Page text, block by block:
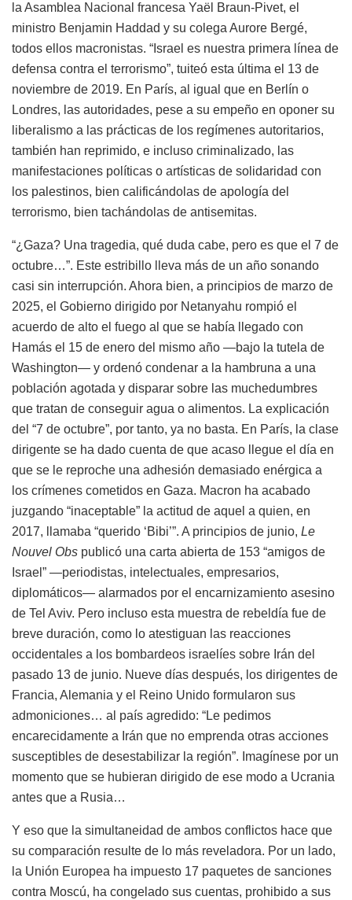
la Asamblea Nacional francesa Yaël Braun-Pivet, el
ministro Benjamin Haddad y su colega Aurore Bergé,
todos ellos macronistas. “Israel es nuestra primera línea de
defensa contra el terrorismo”, tuiteó esta última el 13 de
noviembre de 2019. En París, al igual que en Berlín o
Londres, las autoridades, pese a su empeño en oponer su
liberalismo a las prácticas de los regímenes autoritarios,
también han reprimido, e incluso criminalizado, las
manifestaciones políticas o artísticas de solidaridad con
los palestinos, bien calificándolas de apología del
terrorismo, bien tachándolas de antisemitas.
“¿Gaza? Una tragedia, qué duda cabe, pero es que el 7 de
octubre…”. Este estribillo lleva más de un año sonando
casi sin interrupción. Ahora bien, a principios de marzo de
2025, el Gobierno dirigido por Netanyahu rompió el
acuerdo de alto el fuego al que se había llegado con
Hamás el 15 de enero del mismo año —bajo la tutela de
Washington— y ordenó condenar a la hambruna a una
población agotada y disparar sobre las muchedumbres
que tratan de conseguir agua o alimentos. La explicación
del “7 de octubre”, por tanto, ya no basta. En París, la clase
dirigente se ha dado cuenta de que acaso llegue el día en
que se le reproche una adhesión demasiado enérgica a
los crímenes cometidos en Gaza. Macron ha acabado
juzgando “inaceptable” la actitud de aquel a quien, en
2017, llamaba “querido ‘Bibi’”. A principios de junio, Le
Nouvel Obs publicó una carta abierta de 153 “amigos de
Israel” —periodistas, intelectuales, empresarios,
diplomáticos— alarmados por el encarnizamiento asesino
de Tel Aviv. Pero incluso esta muestra de rebeldía fue de
breve duración, como lo atestiguan las reacciones
occidentales a los bombardeos israelíes sobre Irán del
pasado 13 de junio. Nueve días después, los dirigentes de
Francia, Alemania y el Reino Unido formularon sus
admoniciones… al país agredido: “Le pedimos
encarecidamente a Irán que no emprenda otras acciones
susceptibles de desestabilizar la región”. Imagínese por un
momento que se hubieran dirigido de ese modo a Ucrania
antes que a Rusia…
Y eso que la simultaneidad de ambos conflictos hace que
su comparación resulte de lo más reveladora. Por un lado,
la Unión Europea ha impuesto 17 paquetes de sanciones
contra Moscú, ha congelado sus cuentas, prohibido a sus